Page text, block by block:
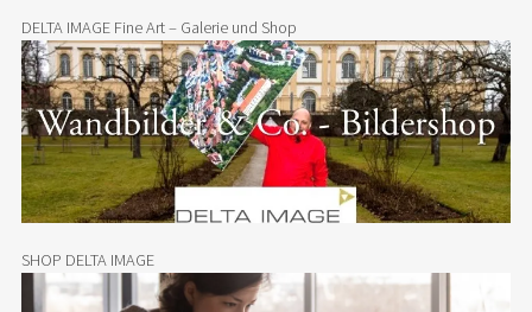
DELTA IMAGE Fine Art – Galerie und Shop
SHOP DELTA IMAGE